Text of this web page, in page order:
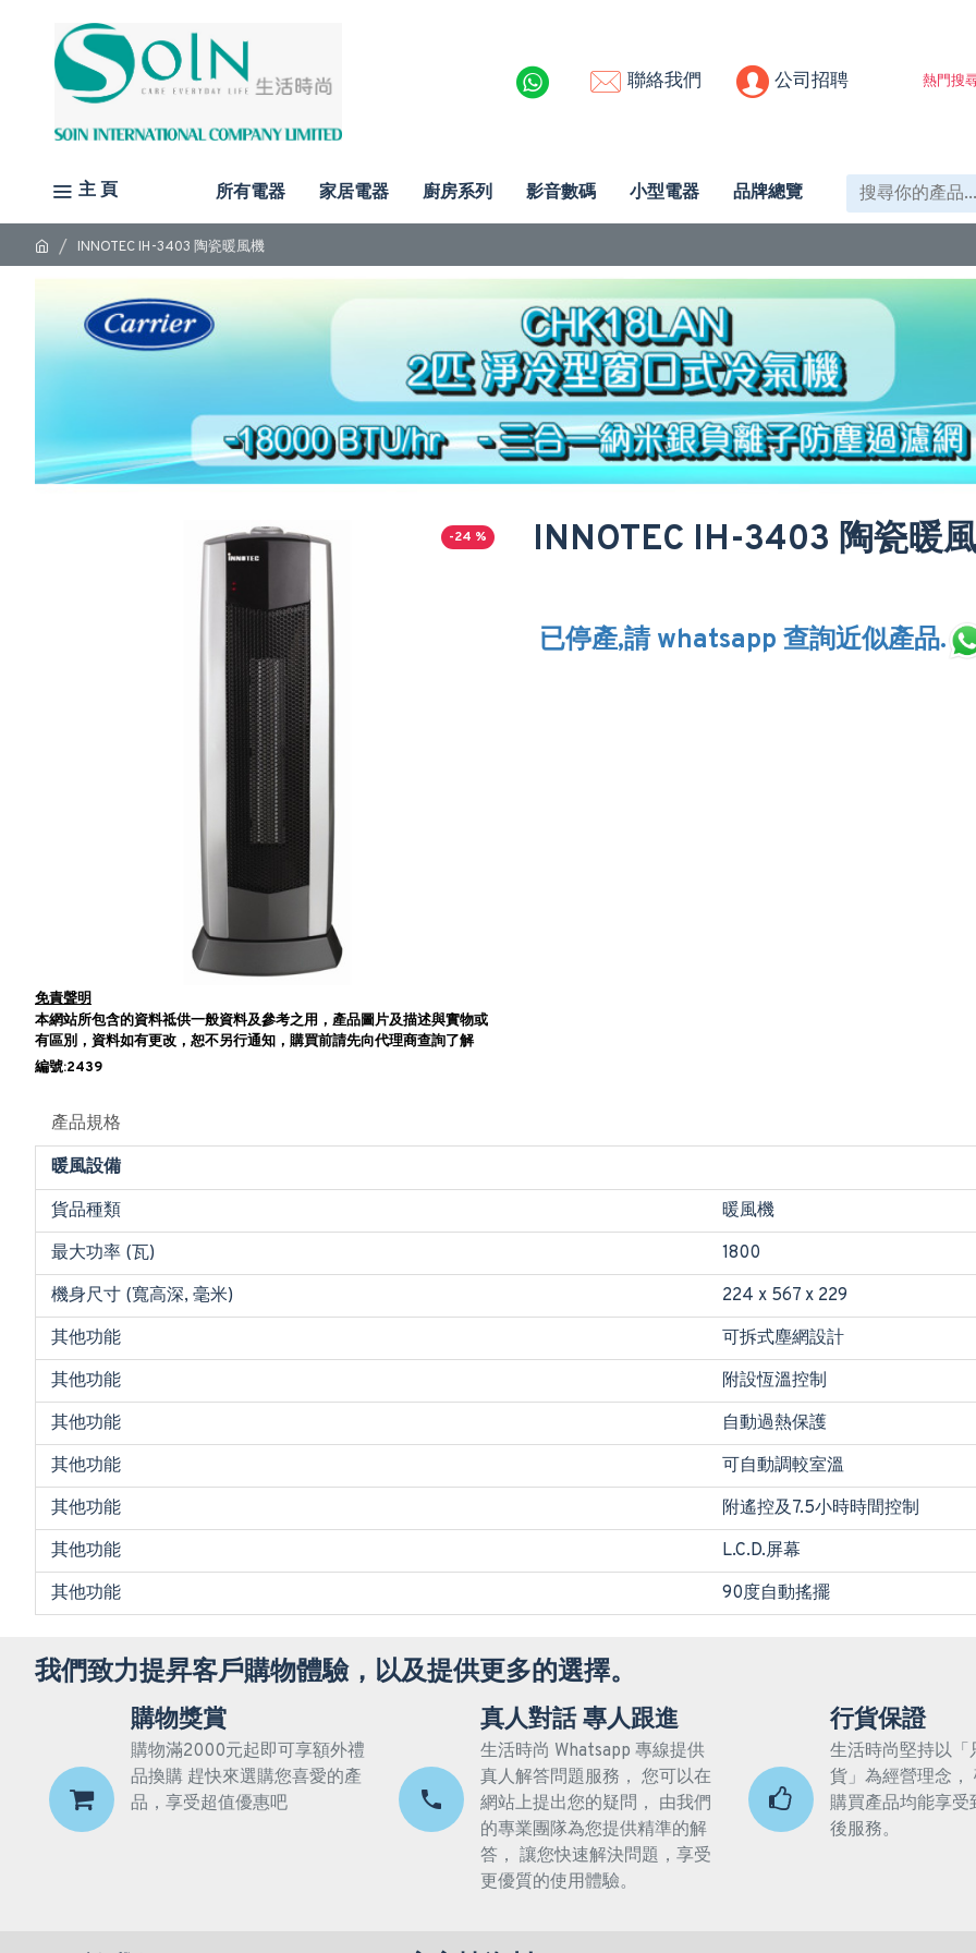
聯絡我們 公司招聘 熱門搜
主 頁 所有電器 家居電器 廚房系列 影音數碼 小型電器 品牌總覽
INNOTEC IH-3403 陶瓷暖風機
-24 %
免責聲明
本網站所包含的資料祗供一般資料及參考之用，產品圖片及描述與實物或
有區別，資料如有更改，恕不另行通知，購買前請先向代理商查詢了解
編號:2439
INNOTEC IH-3403 陶瓷暖
已停產,請 whatsapp 查詢近似產品.
產品規格
暖風設備
貨品種類
暖風機
最大功率 (瓦)
1800
機身尺寸 (寬高深, 毫米)
224 x 567 x 229
其他功能
可拆式塵網設計
其他功能
附設恆溫控制
其他功能
自動過熱保護
其他功能
可自動調較室溫
其他功能
附遙控及7.5小時時間控制
其他功能
L.C.D.屏幕
其他功能
90度自動搖擺
我們致力提昇客戶購物體驗，以及提供更多的選擇。
購物獎賞
購物滿2000元起即可享額外禮
品換購 趕快來選購您喜愛的產
品，享受超值優惠吧
真人對話 專人跟進
生活時尚 Whatsapp 專線提供
真人解答問題服務， 您可以在
網站上提出您的疑問， 由我們
的專業團隊為您提供精準的解
答， 讓您快速解決問題，享受
更優質的使用體驗。
行貨保證
生活時尚堅持以「
貨」為經營理念，
購買產品均能享受
後服務。